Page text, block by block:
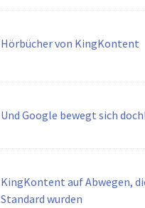
Hörbücher von KingKontent
Und Google bewegt sich doch!
KingKontent auf Abwegen,
Standard wurden